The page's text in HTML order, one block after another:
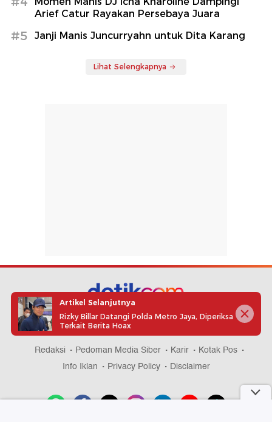
Arief Catur Rayakan Persebaya Juara
#5 Janji Manis Juncurryahn untuk Dita Karang
Lihat Selengkapnya
part of
Redaksi Pedoman Media Siber Karir
Kotak Pos
Info Iklan
Privacy Policy Disclaimer
Artikel Selanjutnya
Rizky Billar Datangi Polda Metro Jaya, Diperiksa
Terkait Berita Hoax